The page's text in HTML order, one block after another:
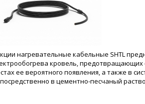
нагревательные кабельные SHTL
кровель,
ее вероятного появления, а также в
в цементно-песчаный